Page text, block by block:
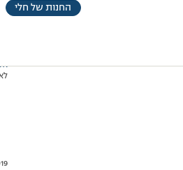
החנות של חלי
11/